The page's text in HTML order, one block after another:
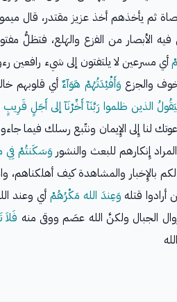
ثم يأخذهم أخذ عزيز مقتدر، قال
من الفزع والهَلع، فتظلُّ
أي مسرعين لا يلتفتون إلى شيء رافعين
والجزع وَأَفْئِدَتُهُمْ هَوَآءٌأي قلوبهم
الذين ظلموا رَبَّنَآ أَخِّرْنَآ إلى أَجَلٍ قَرِيبٍ
لنا إِلى الإِيمان ونتّبع رسلك فيما
إِنكارهم للبعث والنشور وَسَكَنتُمْ فِي
بالإِخبار والمشاهدة كيف أهلكناهم،
قتله وَعِندَ الله مَكْرُهُمْ أي وعند
زوال الجبال ولكنَّ الله عصَم ووقى منه